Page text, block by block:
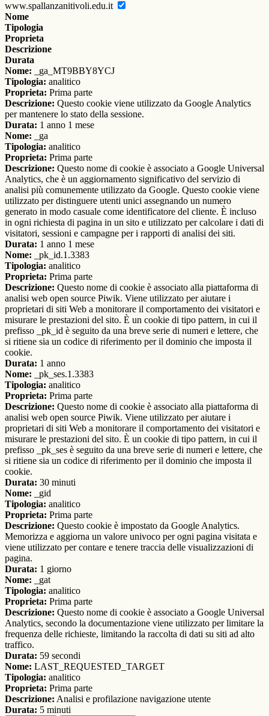
www.spallanzanitivoli.edu.it
Nome
Tipologia
Proprieta
Descrizione
Durata
Nome: _ga_MT9BBY8YCJ
Tipologia: analitico
Proprieta: Prima parte
Descrizione: Questo cookie viene utilizzato da Google Analytics
per mantenere lo stato della sessione.
Durata: 1 anno 1 mese
Nome: _ga
Tipologia: analitico
Proprieta: Prima parte
Descrizione: Questo nome di cookie è associato a Google Universal
Analytics, che è un aggiornamento significativo del servizio di
analisi più comunemente utilizzato da Google. Questo cookie viene
utilizzato per distinguere utenti unici assegnando un numero
generato in modo casuale come identificatore del cliente. È incluso
in ogni richiesta di pagina in un sito e utilizzato per calcolare i dati di
visitatori, sessioni e campagne per i rapporti di analisi dei siti.
Durata: 1 anno 1 mese
Nome: _pk_id.1.3383
Tipologia: analitico
Proprieta: Prima parte
Descrizione: Questo nome di cookie è associato alla piattaforma di
analisi web open source Piwik. Viene utilizzato per aiutare i
proprietari di siti Web a monitorare il comportamento dei visitatori e
misurare le prestazioni del sito. È un cookie di tipo pattern, in cui il
prefisso _pk_id è seguito da una breve serie di numeri e lettere, che
si ritiene sia un codice di riferimento per il dominio che imposta il
cookie.
Durata: 1 anno
Nome: _pk_ses.1.3383
Tipologia: analitico
Proprieta: Prima parte
Descrizione: Questo nome di cookie è associato alla piattaforma di
analisi web open source Piwik. Viene utilizzato per aiutare i
proprietari di siti Web a monitorare il comportamento dei visitatori e
misurare le prestazioni del sito. È un cookie di tipo pattern, in cui il
prefisso _pk_ses è seguito da una breve serie di numeri e lettere, che
si ritiene sia un codice di riferimento per il dominio che imposta il
cookie.
Durata: 30 minuti
Nome: _gid
Tipologia: analitico
Proprieta: Prima parte
Descrizione: Questo cookie è impostato da Google Analytics.
Memorizza e aggiorna un valore univoco per ogni pagina visitata e
viene utilizzato per contare e tenere traccia delle visualizzazioni di
pagina.
Durata: 1 giorno
Nome: _gat
Tipologia: analitico
Proprieta: Prima parte
Descrizione: Questo nome di cookie è associato a Google Universal
Analytics, secondo la documentazione viene utilizzato per limitare la
frequenza delle richieste, limitando la raccolta di dati su siti ad alto
traffico.
Durata: 59 secondi
Nome: LAST_REQUESTED_TARGET
Tipologia: analitico
Proprieta: Prima parte
Descrizione: Analisi e profilazione navigazione utente
Durata: 5 minuti